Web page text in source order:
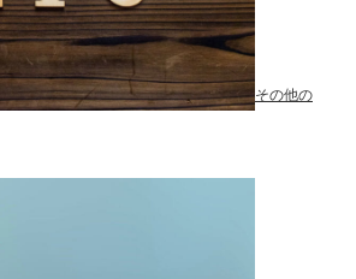
その他の